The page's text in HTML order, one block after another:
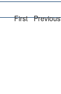
First Previous